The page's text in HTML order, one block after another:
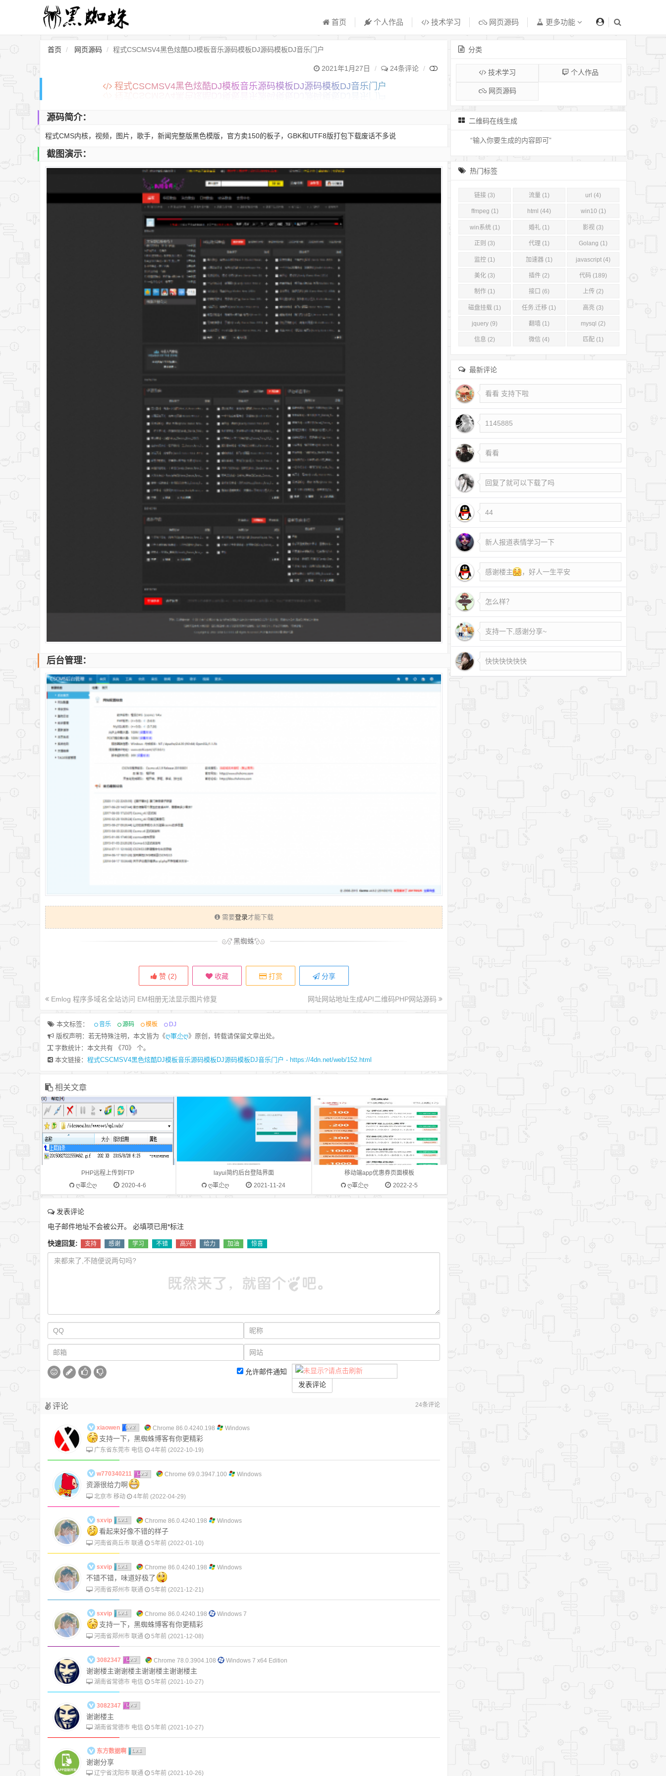
首页 个人作品 技术学习 网页源码 更多功能
首页 网页源码 程式CSCMSV4黑色炫酷DJ模板音乐源码模板DJ源码模板DJ音乐门户
2021年1月27日 24条评论
程式CSCMSV4黑色炫酷DJ模板音乐源码模板DJ源码模板DJ音乐门户
源码简介：
程式CMS内核，视频，图片，歌手，新闻完整版黑色模版，官方卖150的板子，GBK和UTF8版打包下载废话不多说
截图演示：
后台管理：
需要登录才能下载
黑蜘蛛
赞 (2) 收藏 打赏 分享
Emlog 程序多域名全站访问 EM相册无法显示图片修复 网址网站地址生成API二维码PHP网站源码
本文标签： 音乐 源码 模板 DJ
版权声明：若无特殊注明，本文皆为《ღ軍尐ღ》原创，转载请保留文章出处。
字数统计：本文共有 《70》 个。
本文链接： 程式CSCMSV4黑色炫酷DJ模板音乐源码模板DJ源码模板DJ音乐门户 - https://4dn.net/web/152.html
相关文章
本文介绍了项目中常用的PHP远程上传文
件到ftp。效果图： 远程连接到FTP服务
器：$ftp_server = "192.168.168.1";//服
务器ip $ftp_user = ""; $ftp_pass = "";
$conn_id = ftp_connect($ftp_server) or
die("不能链接到服务器 $ftp_server");
$login_result = ftp_login($conn_id,
$ftp_user, $ftp_pass); if ((!$conn_id) ||
(!$login_result)) { echo "不能连接到用户
名是" . $ftp_user . "的服务器" .
$ftp_server . ""; exit; }上传文件：
$source_file = $filepath . $randname; //
源地址 $destination_file =
"wwwroot/uploads/".basename($source_file);
$destination_file, $source_file,
FTP_BINARY) or die("Couldn't connect
to $ftp_server"); if (!$upload) { echo
"FTP 上传失败"; } else { echo "<script
type='text/javascript'>alert('成功上传文
当前 FTP 被动模式是否打开-ftp_fput()上
传一个已经打开的文件到 FTP 服务器-
ftp_nb_fput()Stores a file from an open
file to the FTP server (non-blocking)-
ftp_nb_put()存储一个文件至 FTP 服务
器（non-blocking）-
PHP远程上传到FTP
ღ軍尐ღ
2020-4-6
效果图
layui简约后台登陆界面
ღ軍尐ღ
2021-11-24
移动端app优惠券页面模板
ღ軍尐ღ
2022-2-5
发表评论
电子邮件地址不会被公开。
必填项已用*标注
快速回复: 支持 感谢 学习 不错 高兴 给力 加油 惊喜
发表评论
允许邮件通知
评论 24条评论
xiaowen Lv.2 Chrome 86.0.4240.198 Windows
支持一下，黑蜘蛛博客有你更精彩
广东省东莞市 电信 4年前 (2022-10-19)
w770340211 Lv.3 Chrome 69.0.3947.100 Windows
资源很给力啊
北京市 移动 4年前 (2022-04-29)
sxvip Lv.1 Chrome 86.0.4240.198 Windows
看起来好像不错的样子
河南省商丘市 联通 5年前 (2022-01-10)
sxvip Lv.1 Chrome 86.0.4240.198 Windows
不错不错，味道好极了
河南省郑州市 联通 5年前 (2021-12-21)
sxvip Lv.1 Chrome 86.0.4240.198 Windows 7
支持一下，黑蜘蛛博客有你更精彩
河南省郑州市 联通 5年前 (2021-12-08)
3082347 Lv.3 Chrome 78.0.3904.108 Windows 7 x64 Edition
谢谢楼主谢谢楼主谢谢楼主谢谢楼主
湖南省常德市 电信 5年前 (2021-10-27)
3082347 Lv.3
谢谢楼主
湖南省常德市 电信 5年前 (2021-10-27)
东方数据啊 Lv.1
谢谢分享
辽宁省沈阳市 联通 5年前 (2021-10-26)
分类
技术学习 个人作品
网页源码
二维码在线生成
热门标签
链接 (3) 流量 (1) url (4)
ffmpeg (1) html (44) win10 (1)
win系统 (1) 婚礼 (1) 影视 (3)
正则 (3) 代理 (1) Golang (1)
监控 (1) 加速器 (1) javascript (4)
美化 (3) 插件 (2) 代码 (189)
制作 (1) 接口 (6) 上传 (2)
磁盘挂载 (1) 任务.迁移 (1) 高亮 (3)
jquery (9) 翻墙 (1) mysql (2)
信息 (2) 微信 (4) 匹配 (1)
最新评论
看看 支持下啦
1145885
看看
回复了就可以下载了吗
44
新人报道表情学习一下
感谢楼主 ，好人一生平安
怎么样？
支持一下,感谢分享~
快快快快快快